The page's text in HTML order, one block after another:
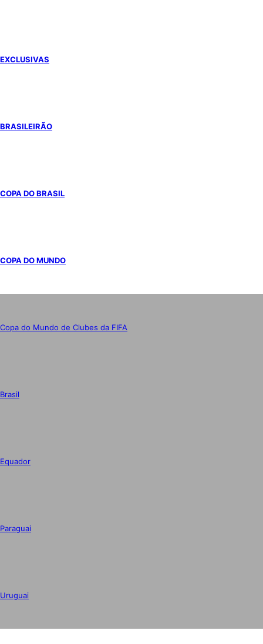
EXCLUSIVAS
BRASILEIRÃO
COPA DO BRASIL
COPA DO MUNDO
Copa do Mundo de Clubes da FIFA
Brasil
Equador
Paraguai
Uruguai